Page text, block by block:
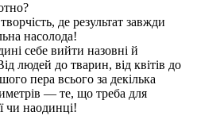
де результат завжди
насолода!
себе вийти назовні й
людей до тварин, від квітів до
пера всього за декілька
— те, що треба для
чи наодинці!